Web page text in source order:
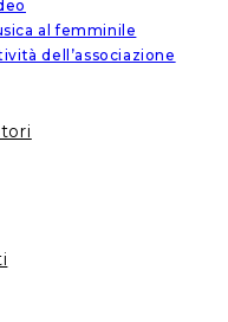
al femminile
dell’associazione